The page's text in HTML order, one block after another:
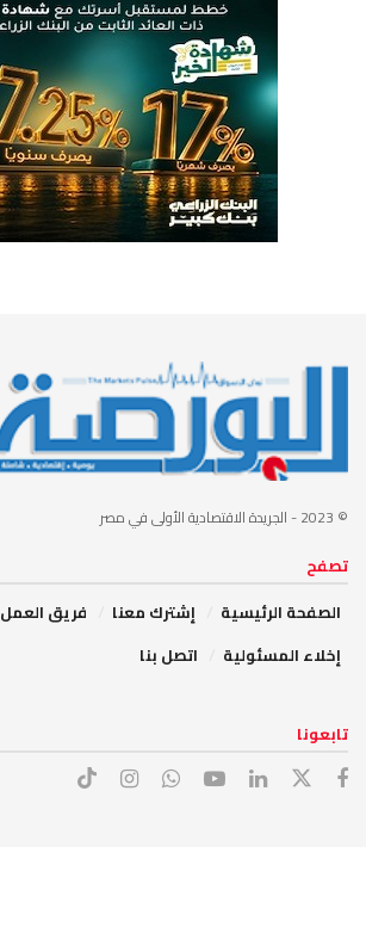
© 2023 - الجريدة الاقتصادية الأولى في مصر
تصفح
الصفحة الرئيسية
إشترك معنا
فريق العمل
إخلاء المسئولية
اتصل بنا
تابعونا